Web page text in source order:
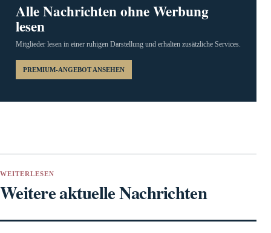
Alle Nachrichten ohne Werbung
lesen
Mitglieder lesen in einer ruhigen Darstellung und erhalten zusätzliche Services.
PREMIUM-ANGEBOT ANSEHEN
WEITERLESEN
Weitere aktuelle Nachrichten